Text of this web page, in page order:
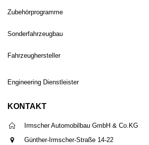
Zubehörprogramme
Sonderfahrzeugbau
Fahrzeughersteller
Engineering Dienstleister
KONTAKT
Irmscher Automobilbau GmbH & Co.KG
Günther-Irmscher-Straße 14-22